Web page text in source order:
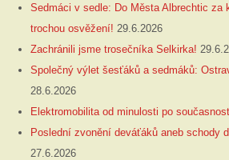
Sedmáci v sedle: Do Města Albrechtic za
trochou osvěžení! 29.6.2026
Zachránili jsme trosečníka Selkirka!
Společný výlet šesťáků a sedmáků:
28.6.2026
Elektromobilita od minulosti po současnost
Poslední zvonění deváťáků aneb schody
27.6.2026